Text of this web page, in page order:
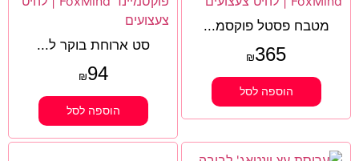
מטבח פסטל פוקסמ...
₪365
הוספה לסל
סט ארוחת בוקר ל...
₪94
הוספה לסל